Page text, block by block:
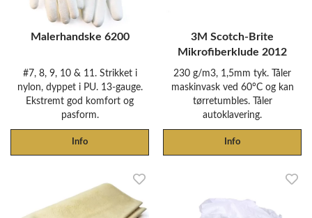
Malerhandske 6200
#7, 8, 9, 10 & 11. Strikket i
nylon, dyppet i PU. 13-gauge.
Ekstremt god komfort og
pasform.
Info
3M Scotch-Brite
Mikrofiberklude 2012
230 g/m3, 1,5mm tyk. Tåler
maskinvask ved 60°C og kan
tørretumbles. Tåler
autoklavering.
Info